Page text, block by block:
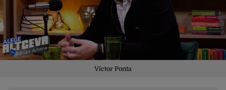
Victor Ponta